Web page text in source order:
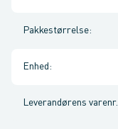
Pakkestørrelse:
Enhed :
Leverandørens varenr.